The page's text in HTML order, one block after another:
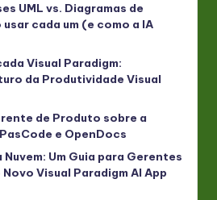
UML vs. Diagramas de
cada um (e como a IA
Visual Paradigm:
da Produtividade Visual
de Produto sobre a
e OpenDocs
Um Guia para Gerentes
Visual Paradigm AI App